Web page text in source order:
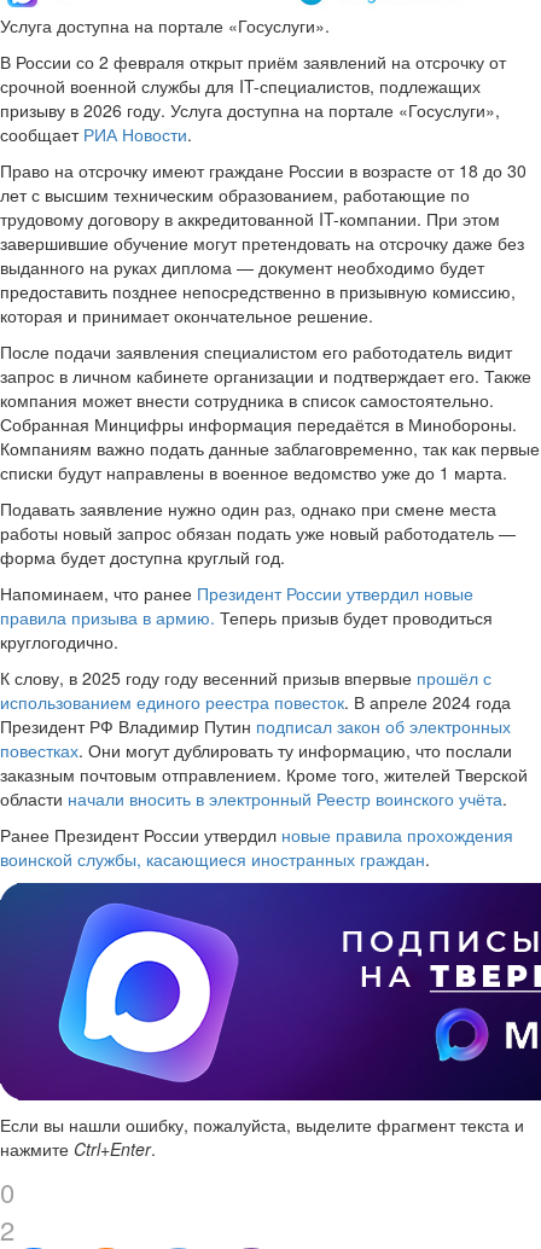
Услуга доступна на портале «Госуслуги».
В России со 2 февраля открыт приём заявлений на отсрочку от
срочной военной службы для IT-специалистов, подлежащих
призыву в 2026 году. Услуга доступна на портале «Госуслуги»,
сообщает РИА Новости.
Право на отсрочку имеют граждане России в возрасте от 18 до 30
лет с высшим техническим образованием, работающие по
трудовому договору в аккредитованной IT-компании. При этом
завершившие обучение могут претендовать на отсрочку даже без
выданного на руках диплома — документ необходимо будет
предоставить позднее непосредственно в призывную комиссию,
которая и принимает окончательное решение.
После подачи заявления специалистом его работодатель видит
запрос в личном кабинете организации и подтверждает его. Также
компания может внести сотрудника в список самостоятельно.
Собранная Минцифры информация передаётся в Минобороны.
Компаниям важно подать данные заблаговременно, так как первые
списки будут направлены в военное ведомство уже до 1 марта.
Подавать заявление нужно один раз, однако при смене места
работы новый запрос обязан подать уже новый работодатель —
форма будет доступна круглый год.
Напоминаем, что ранее Президент России утвердил новые
правила призыва в армию. Теперь призыв будет проводиться
круглогодично.
К слову, в 2025 году году весенний призыв впервые прошёл с
использованием единого реестра повесток. В апреле 2024 года
Президент РФ Владимир Путин подписал закон об электронных
повестках. Они могут дублировать ту информацию, что послали
заказным почтовым отправлением. Кроме того, жителей Тверской
области начали вносить в электронный Реестр воинского учёта.
Ранее Президент России утвердил новые правила прохождения
воинской службы, касающиеся иностранных граждан.
Если вы нашли ошибку, пожалуйста, выделите фрагмент текста и
нажмите Ctrl+Enter.
0
2